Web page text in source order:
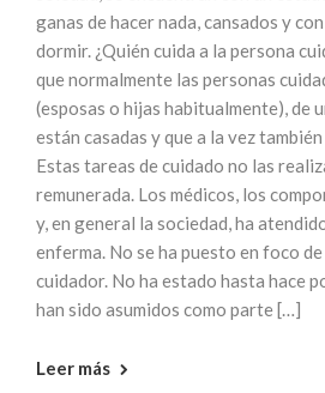
ganas de hacer nada, cansados y
dormir. ¿Quién cuida a la persona
que normalmente las personas
(esposas o hijas habitualmente), de
están casadas y que a la vez
Estas tareas de cuidado no las
remunerada. Los médicos, los
y, en general la sociedad, ha
enferma. No se ha puesto en foco
cuidador. No ha estado hasta hace
han sido asumidos como parte […]
Leer más